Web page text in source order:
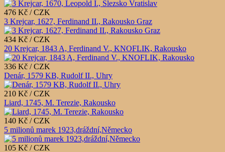
476 Kč / CZK
3 Krejcar, 1627, Ferdinand II., Rakousko Graz
434 Kč / CZK
20 Krejcar, 1843 A, Ferdinand V., KNOFLIK, Rakousko
336 Kč / CZK
Denár, 1579 KB, Rudolf II., Uhry
210 Kč / CZK
Liard, 1745, M. Terezie, Rakousko
140 Kč / CZK
5 milionů marek 1923,dráždní,Německo
105 Kč / CZK